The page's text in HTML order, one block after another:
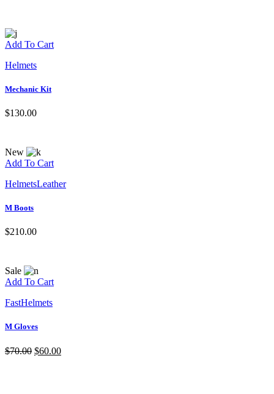
Add To Cart
Helmets
Mechanic Kit
$130.00
New
Add To Cart
HelmetsLeather
M Boots
$210.00
Sale
Add To Cart
FastHelmets
M Gloves
$70.00 $60.00